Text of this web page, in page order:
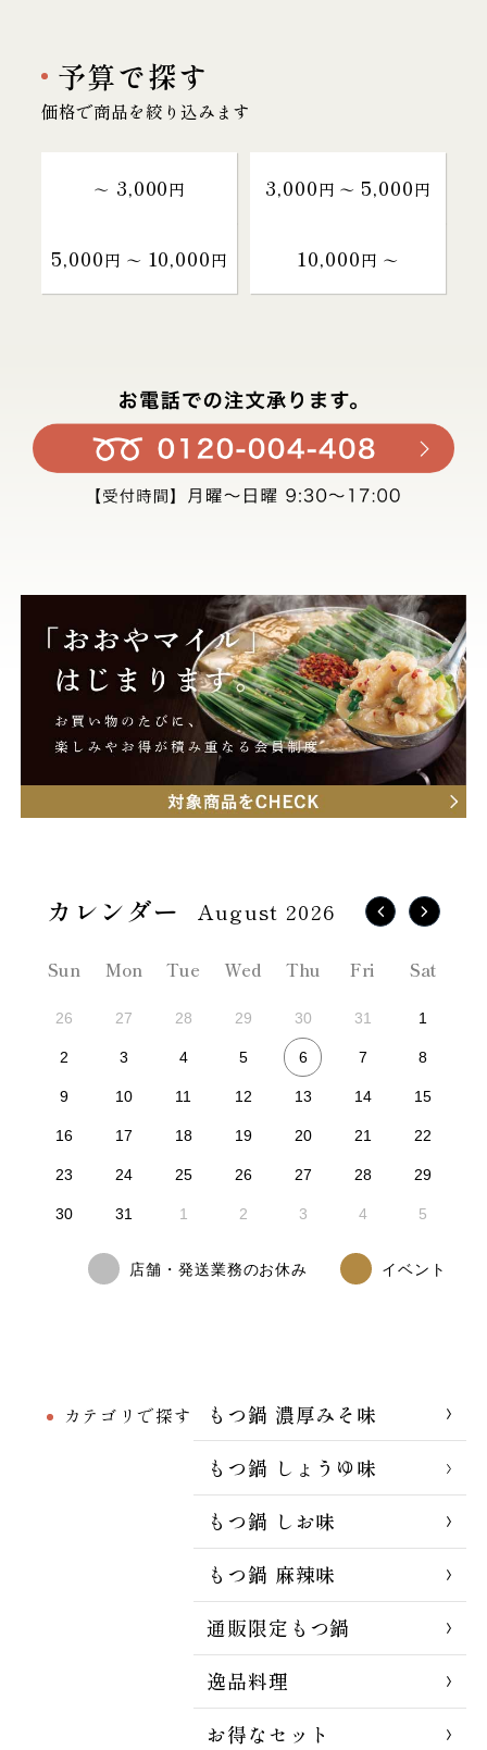
予算で探す
価格で商品を絞り込みます
～ 3,000円 3,000円 〜 5,000円
5,000円 〜 10,000円 10,000円 〜
カテゴリで探す
もつ鍋 濃厚みそ味
もつ鍋 しょうゆ味
もつ鍋 しお味
もつ鍋 麻辣味
通販限定もつ鍋
逸品料理
お得なセット
August 2026
Sun Mon Tue Wed Thu Fri Sat
26 27 28 29 30 31 1
2 3 4 5 6 7 8
9 10 11 12 13 14 15
16 17 18 19 20 21 22
23 24 25 26 27 28 29
30 31 1 2 3 4 5
店舗・発送業務のお休み イベント